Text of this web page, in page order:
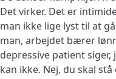
Det virker. Det er
man ikke lige lyst til at
man, arbejdet bærer
depressive patient
kan ikke. Nej, du skal